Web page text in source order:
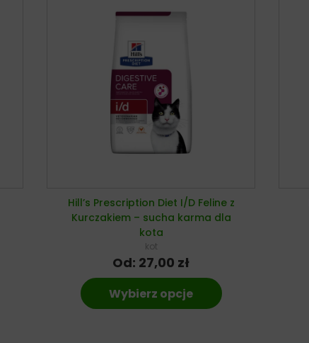
Hill’s Prescription Diet I/D Feline z
Kurczakiem – sucha karma dla
kota
kot
Od: 27,00 zł
Wybierz opcje